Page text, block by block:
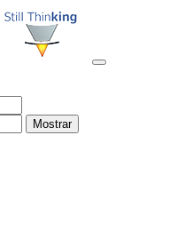
Mostrar